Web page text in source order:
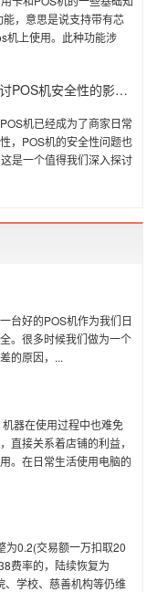
，意思是说支持带有芯
机上使用。此种功能涉
机安全性的影响因素
机已经成为了商家日常
，POS机的安全性问题也
是一个值得我们深入探讨
台好的POS机作为我们日
。很多时候我们做为一个
的原因，...
器在使用过程中也难免
直接关系着店铺的利益，
。在日常生活使用电脑的
为0.2(交易额一万扣取20
费率的，陆续恢复为
学校、慈善机构等仍维